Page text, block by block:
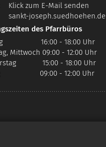
Klick zum E-Mail senden
sankt-joseph.suedhoehen.de
des Pfarrbüros
16:00 - 18:00 Uhr
Mittwoch 09:00 - 12:00 Uhr
15:00 - 18:00 Uhr
09:00 - 12:00 Uhr